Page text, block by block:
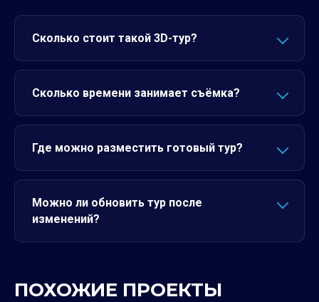
Сколько стоит такой 3D-тур?
Сколько времени занимает съёмка?
Где можно разместить готовый тур?
Можно ли обновить тур после
изменений?
ПОХОЖИЕ ПРОЕКТЫ